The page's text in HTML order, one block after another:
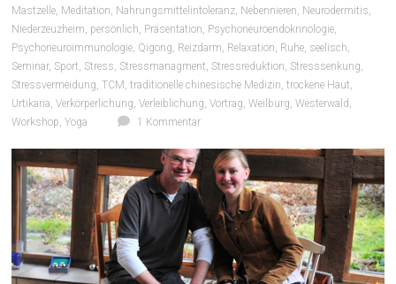
Mastzelle, Meditation, Nahrungsmittelintoleranz, Nebennieren, Neurodermitis,
Niederzeuzheim, persönlich, Präsentation, Psychoneuroendokrinologie,
Psychoneuroimmunologie, Qigong, Reizdarm, Relaxation, Ruhe, seelisch,
Seminar, Sport, Stress, Stressmanagment, Stressreduktion, Stresssenkung,
Stressvermeidung,TCM ,traditionelle chinesische Medizin,trockene Haut,
Urtikaria,Verkörperlichung,Verleiblichung,Vortrag,Weilburg,Westerwald ,
Workshop,Yoga 1 Kommentar